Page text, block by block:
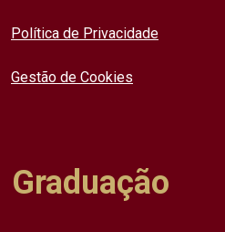
Política de Privacidade
Gestão de Cookies
Graduação